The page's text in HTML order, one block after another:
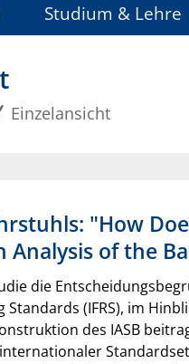
Studium & Lehre
Einzelansicht
"How
Analysis of the
die
(IFRS), im
des IASB